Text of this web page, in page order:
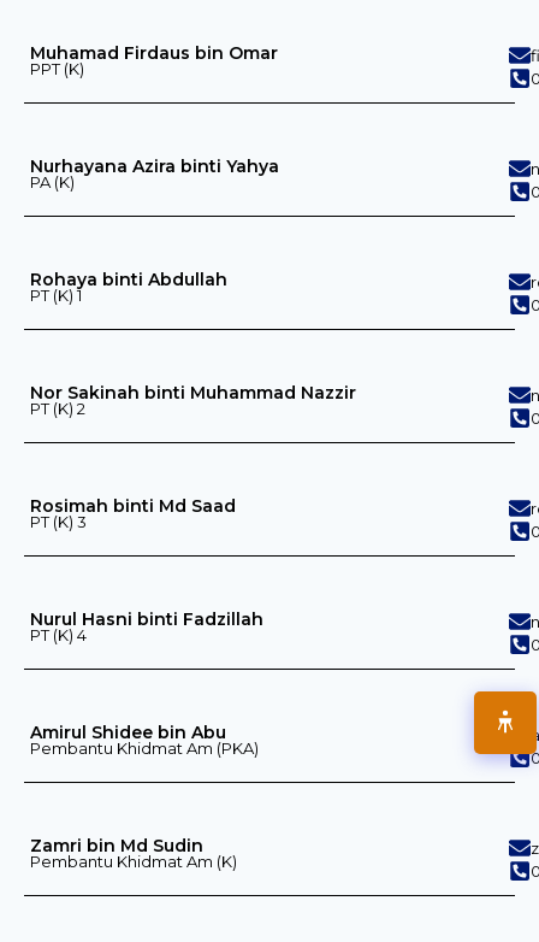
Muhamad Firdaus bin Omar
PPT (K)
Nurhayana Azira binti Yahya
PA (K)
Rohaya binti Abdullah
PT (K) 1
Nor Sakinah binti Muhammad Nazzir
PT (K) 2
Rosimah binti Md Saad
PT (K) 3
Nurul Hasni binti Fadzillah
PT (K) 4
Amirul Shidee bin Abu
Pembantu Khidmat Am (PKA)
Zamri bin Md Sudin
Pembantu Khidmat Am (K)